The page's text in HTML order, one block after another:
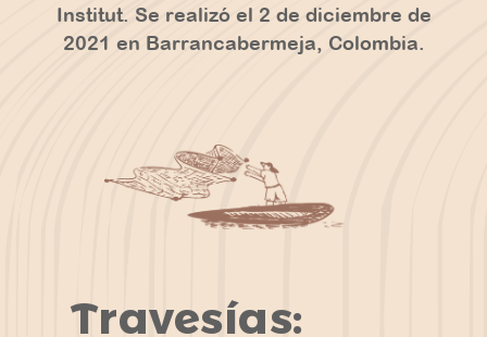
Institut. Se realizó el 2 de diciembre de
2021 en Barrancabermeja, Colombia.
Travesías: